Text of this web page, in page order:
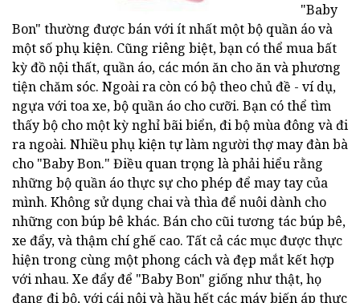
"Baby
Bon" thường được bán với ít nhất một bộ quần áo và
một số phụ kiện. Cũng riêng biệt, bạn có thể mua bất
kỳ đồ nội thất, quần áo, các món ăn cho ăn và phương
tiện chăm sóc. Ngoài ra còn có bộ theo chủ đề - ví dụ,
ngựa với toa xe, bộ quần áo cho cưỡi. Bạn có thể tìm
thấy bộ cho một kỳ nghỉ bãi biển, đi bộ mùa đông và đi
ra ngoài. Nhiều phụ kiện tự làm người thợ may đàn bà
cho "Baby Bon." Điều quan trọng là phải hiểu rằng
những bộ quần áo thực sự cho phép để may tay của
mình. Không sử dụng chai và thìa để nuôi dành cho
những con búp bê khác. Bán cho cũi tương tác búp bê,
xe đẩy, và thậm chí ghế cao. Tất cả các mục được thực
hiện trong cùng một phong cách và đẹp mắt kết hợp
với nhau. Xe đẩy để "Baby Bon" giống như thật, họ
đang đi bộ, với cái nôi và hầu hết các máy biến áp thực